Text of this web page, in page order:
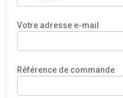
Votre adresse e-mail
Référence de commande